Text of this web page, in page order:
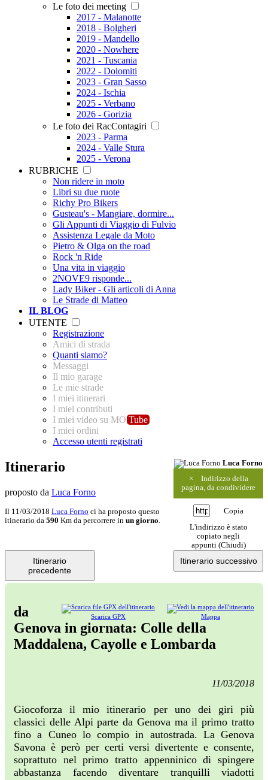
Le foto dei meeting
2017 - Malanotte
2018 - Bolgheri
2019 - Mandello
2020 - Nowhere
2021 - Tuscania
2022 - Dolomiti
2023 - Gran Sasso
2024 - Ischia
2025 - Verbano
2026 - Gorizia
Le foto dei RacContagiri
2023 - Parma
2024 - Valle Stura
2025 - Verona
RUBRICHE
Non ridere in moto
Libri su due ruote
Richy Pro Bikers
Gusteau's - Mangiare, dormire...
Gli Appunti di Viaggio di Fulvio
Assistenza Legale da Moto
Pietro & Olga on the road
Rock 'n Ride
Una vita in viaggio
2NOVE9 risponde...
Lady Biker - Gli articoli di Anna
Le Strade di Matteo
IL BLOG
UTENTE
Registrazione
Amici di strada
Quanti siamo?
Messaggi
Il mio garage
Le mie strade
I miei itinerari
I miei contributi
I miei video su MO Tube
I miei ordini
Accesso utenti registrati
Luca Forno
×
Indirizzo della
pagina, da condividere
Copia
L'indirizzo è stato
copiato negli
appunti (Chiudi)
Itinerario
proposto da Luca Forno
Il 11/03/2018 Luca Forno ci ha proposto questo
itinerario da 590 Km da percorrere in un giorno.
Itinerario
precedente
Itinerario successivo
Mappa
Scarica GPX
da
Genova in giornata: Colle della
Maddalena, Cayolle e Lombarda
11/03/2018
Giocoforza il mio itinerario per uno dei giri più
classici delle Alpi parte da Genova ma il primo tratto
fino a Cuneo lo compio in autostrada. La Genova
Savona è però per certi versi divertente e consente,
soprattuto nel primo tratto appenninico di spingere
abbastanza facendo diventare tranquilli viadotti